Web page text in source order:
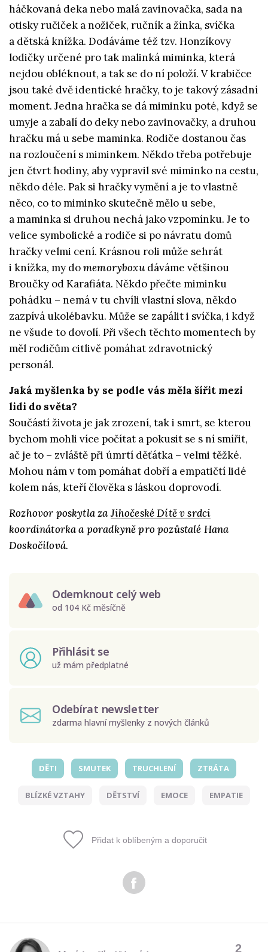
háčkovaná deka nebo malá zavinovačka, sada na
otisky ručiček a nožiček, ručník a žínka, svíčka
a dětská knížka. Dodáváme též tzv. Honzíkovy
lodičky určené pro tak malinká miminka, která
nejdou obléknout, a tak se do ní položí. V krabičce
jsou také dvě identické hračky, to je takový zásadní
moment. Jedna hračka se dá miminku poté, když se
umyje a zabalí do deky nebo zavinovačky, a druhou
hračku má u sebe maminka. Rodiče dostanou čas
na rozloučení s miminkem. Někdo třeba potřebuje
jen čtvrt hodiny, aby vypravil své miminko na cestu,
někdo déle. Pak si hračky vymění a je to vlastně
něco, co to miminko skutečně mělo u sebe,
a maminka si druhou nechá jako vzpomínku. Je to
velice symbolické a rodiče si po návratu domů
hračky velmi cení. Krásnou roli může sehrát
i knížka, my domemoryboxudáváme většinou
Broučky od Karafiáta. Někdo přečte miminku
pohádku – nemá v tu chvíli vlastní slova, někdo
zazpívá ukolébavku. Může se zapálit i svíčka, i když
ne všude to dovolí. Při všech těchto momentech by
měl rodičům citlivě pomáhat zdravotnický
personál.
Jaká myšlenka by se podle vás měla šířit mezi
lidi do světa?
Součástí života je jak zrození, tak i smrt, se kterou
bychom mohli více počítat a pokusit se s ní smířit,
ač je to – zvláště při úmrtí děťátka – velmi těžké.
Mohou nám v tom pomáhat dobří a empatičtí lidé
kolem nás, kteří člověka s láskou doprovodí.
Rozhovor poskytla zaJihočeské Dítě v srdci
koordinátorka a poradkyně pro pozůstalé Hana
Doskočilová.
Odemknout celý web
od 104 Kč měsíčně
Přihlásit se
už mám předplatné
Odebírat newsletter
zdarma hlavní myšlenky z nových článků
Odeslat
DĚTI SMUTEK TRUCHLENÍ ZTRÁTA
BLÍZKÉ VZTAHY DĚTSTVÍ EMOCE EMPATIE
Přidat k oblíbeným a doporučit
2